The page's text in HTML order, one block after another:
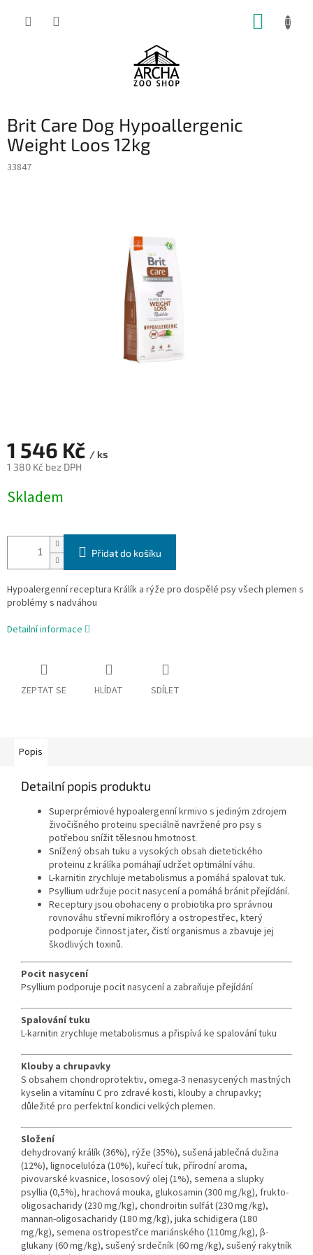
Brit Care Dog Hypoallergenic
Weight Loos 12kg
33847
1 546 Kč / ks
1 380 Kč bez DPH
cena:
Skladem
Přidat do košíku
Hypoalergenní receptura Králík a rýže pro dospělé psy všech plemen s
problémy s nadváhou
Detailní informace
ZEPTAT SE HLÍDAT SDÍLET
Popis
Detailní popis produktu
Superprémiové hypoalergenní krmivo s jediným zdrojem
živočišného proteinu speciálně navržené pro psy s
potřebou snížit tělesnou hmotnost.
Snížený obsah tuku a vysokých obsah dietetického
proteinu z králíka pomáhají udržet optimální váhu.
L-karnitin zrychluje metabolismus a pomáhá spalovat tuk.
Psyllium udržuje pocit nasycení a pomáhá bránit přejídání.
Receptury jsou obohaceny o probiotika pro správnou
rovnováhu střevní mikroflóry a ostropestřec, který
podporuje činnost jater, čistí organismus a zbavuje jej
škodlivých toxinů.
Pocit nasycení
Psyllium podporuje pocit nasycení a zabraňuje přejídání
Spalování tuku
L-karnitin zrychluje metabolismus a přispívá ke spalování tuku
Klouby a chrupavky
S obsahem chondroprotektiv, omega-3 nenasycených mastných
kyselin a vitamínu C pro zdravé kosti, klouby a chrupavky;
důležité pro perfektní kondici velkých plemen.
Složení
dehydrovaný králík (36%), rýže (35%), sušená jablečná dužina
(12%), lignocelulóza (10%), kuřecí tuk, přírodní aroma,
pivovarské kvasnice, lososový olej (1%), semena a slupky
psyllia (0,5%), hrachová mouka, glukosamin (300 mg/kg), frukto-
oligosacharidy (230 mg/kg), chondroitin sulfát (230 mg/kg),
mannan-oligosacharidy (180 mg/kg), juka schidigera (180
mg/kg), semena ostropestřce mariánského (110mg/kg), β-
glukany (60 mg/kg), sušený srdečník (60 mg/kg), sušený rakytník